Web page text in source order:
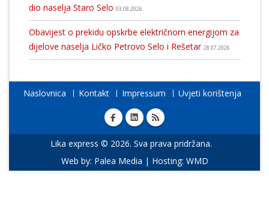
dio naselja Staro Selo 03.08.2026
Obavijest o prekidu opskrbe električnom energijom za
dijelove naselja Ličko Petrovo Selo i Rešetar 28.07.2026
Naslovnica Kontakt Impressum Uvjeti korištenja
Lika express © 2026. Sva prava pridržana.
Web by: Palea Media | Hosting: WMD